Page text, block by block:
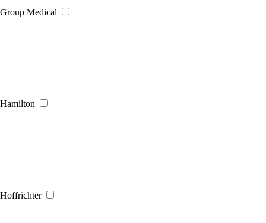
Group Medical
Hamilton
Hoffrichter